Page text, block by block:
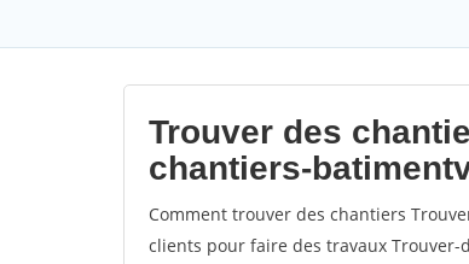
Trouver des
chantiers-
Comment trouver des chantiers
clients pour faire des travaux